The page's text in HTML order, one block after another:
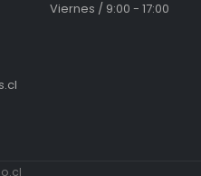
Viernes / 9:00 - 17:00